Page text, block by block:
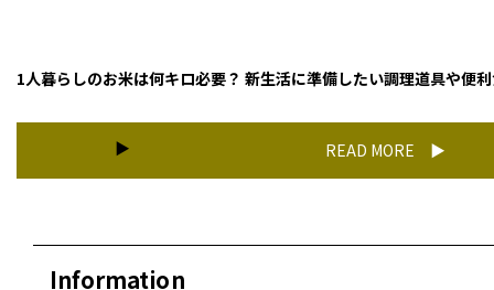
1人暮らしのお米は何キロ必要？ 新生活に準備したい調理道具や便
READ MORE
Information